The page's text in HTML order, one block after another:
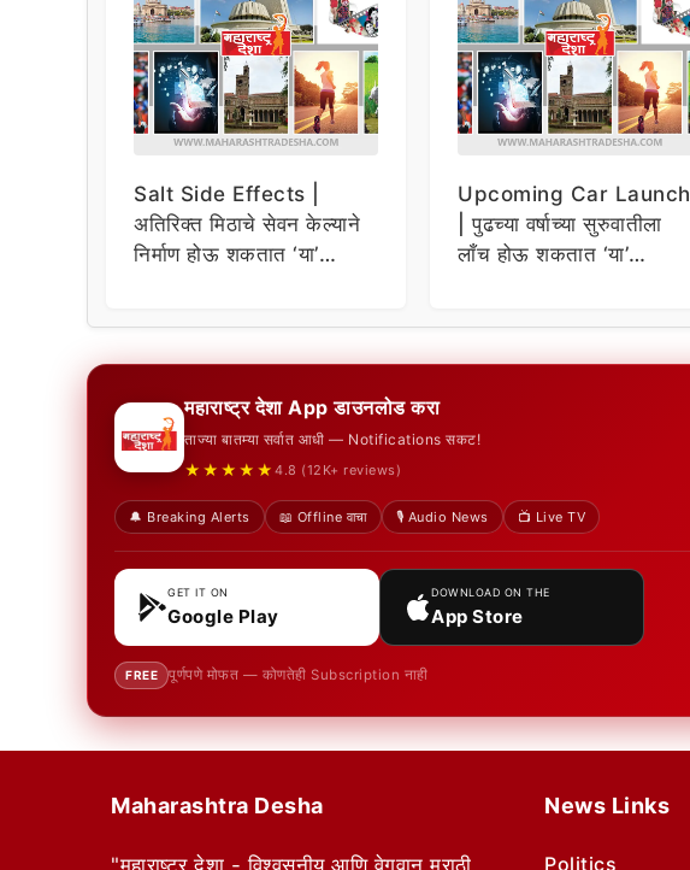
Salt Side Effects |
अतिरिक्त मिठाचे सेवन केल्याने
निर्माण होऊ शकतात ‘या’
Upcoming Car Launch
| पुढच्या वर्षाच्या सुरुवातीला
लाँच होऊ शकतात ‘या’
महाराष्ट्र देशा App डाउनलोड करा
ताज्या बातम्या सर्वात आधी — Notifications सकट!
★★★★★ 4.8 (12K+ reviews)
🔔 Breaking Alerts 📖 Offline वाचा 🎙️ Audio News 📺 Live TV
GET IT ON
Google Play
DOWNLOAD ON THE
App Store
FREE पूर्णपणे मोफत — कोणतेही Subscription नाही
Maharashtra Desha
"महाराष्ट्र देशा - विश्वसनीय आणि वेगवान मराठी
News Links
Politics